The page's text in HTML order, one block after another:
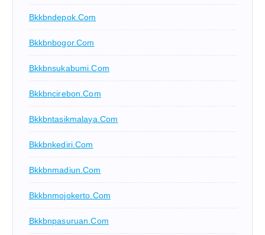
Bkkbndepok.com
Bkkbnbogor.com
Bkkbnsukabumi.com
Bkkbncirebon.com
Bkkbntasikmalaya.com
Bkkbnkediri.com
Bkkbnmadiun.com
Bkkbnmojokerto.com
Bkkbnpasuruan.com